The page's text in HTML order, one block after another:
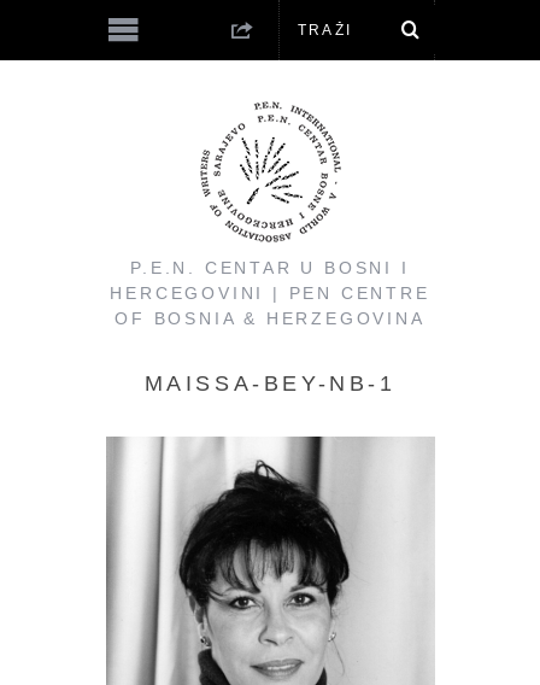
P.E.N. CENTAR U BOSNI I
HERCEGOVINI | PEN CENTRE
OF BOSNIA & HERZEGOVINA
MAISSA-BEY-NB-1